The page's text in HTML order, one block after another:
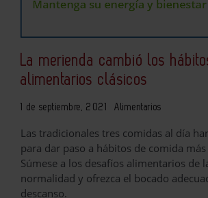
La merienda cambió los
alimentarios clásicos
1 de septiembre, 2021 Alimentarios
Las tradicionales tres comidas al día
para dar paso a hábitos de comida
Súmese a los desafíos alimentarios de
normalidad y ofrezca el bocado
descanso.